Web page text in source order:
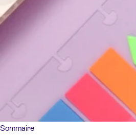
Sommaire